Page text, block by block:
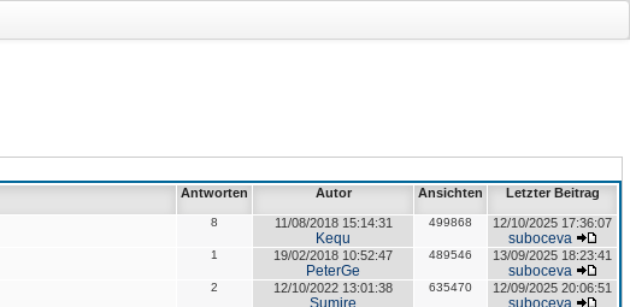
Antworten Autor Ansichten Letzter Beitrag
8 11/08/2018 15:14:31
Kequ
499868 12/10/2025 17:36:07
suboceva
1 19/02/2018 10:52:47
PeterGe
489546 13/09/2025 18:23:41
suboceva
2 12/10/2022 13:01:38
Sumire
635470 12/09/2025 20:06:51
suboceva